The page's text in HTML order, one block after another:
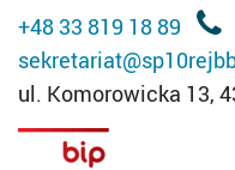
+48 33 819 18 89
ul. Komorowicka 13,